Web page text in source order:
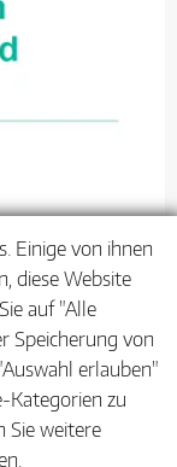
Einige von ihnen
diese Website
auf "Alle
Speicherung von
erlauben"
Kategorien zu
Sie weitere